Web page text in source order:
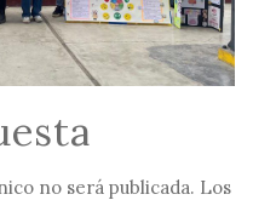
no será publicada. Los